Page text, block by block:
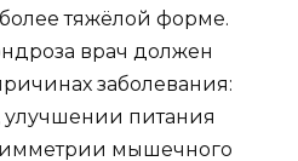
тяжёлой форме.
врач должен
заболевания:
питания
мышечного